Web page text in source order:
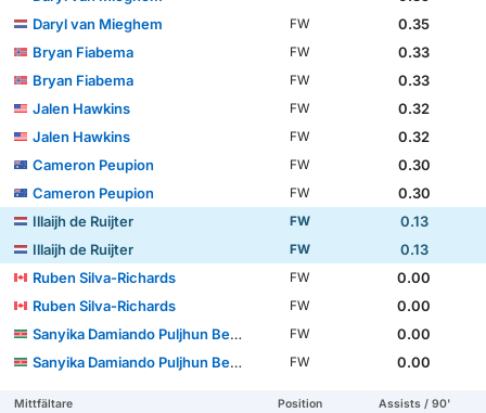
Daryl van Mieghem
FW
0.35
Bryan Fiabema
FW
0.33
Bryan Fiabema
FW
0.33
Jalen Hawkins
FW
0.32
Jalen Hawkins
FW
0.32
Cameron Peupion
FW
0.30
Cameron Peupion
FW
0.30
Illaijh de Ruijter
FW
0.13
Illaijh de Ruijter
FW
0.13
Ruben Silva-Richards
FW
0.00
Ruben Silva-Richards
FW
0.00
Sanyika Damiando Puljhun Bergtop
FW
0.00
Sanyika Damiando Puljhun Bergtop
FW 0.00
Mittfältare Position Assists / 90'